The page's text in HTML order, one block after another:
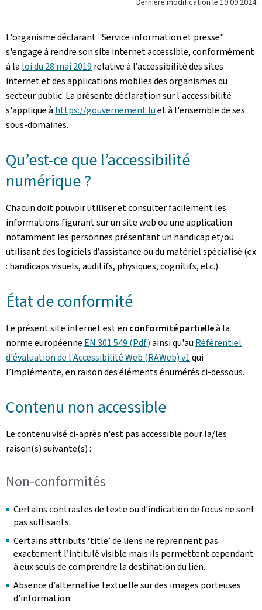
L'organisme déclarant"Service information et presse"
s'engage à rendre son site internet accessible, conformément
à la loi du 28 mai 2019 relative à l’accessibilité des sites
internet et des applications mobiles des organismes du
secteur public. La présente déclaration sur l'accessibilité
s'applique à https://gouvernement.luet à l'ensemble de ses
sous-domaines.
Qu’est-ce que l’accessibilité
numérique ?
Chacun doit pouvoir utiliser et consulter facilement les
informations figurant sur un site web ou une application
notamment les personnes présentant un handicap et/ou
utilisant des logiciels d’assistance ou du matériel spécialisé (ex
: handicaps visuels, auditifs, physiques, cognitifs, etc.).
État de conformité
Le présent site internet est en conformité partielleà la
norme européenne EN 301 549 (Pdf)ainsi qu'au Référentiel
d'évaluation de l'Accessibilité Web (RAWeb) v1qui
l’implémente, en raison des éléments énumérés ci-dessous.
Contenu non accessible
Le contenu visé ci-après n'est pas accessible pour la/les
raison(s) suivante(s) :
Non-conformités
Certains contrastes de texte ou d'indication de focus ne sont
pas suffisants.
Certains attributs ‘title’ de liens ne reprennent pas
exactement l’intitulé visible mais ils permettent cependant
à eux seuls de comprendre la destination du lien.
Absence d’alternative textuelle sur des images porteuses
d’information.